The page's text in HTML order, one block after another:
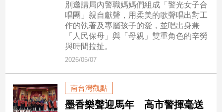
物
Pet
別邀請局內警職媽媽們組成「警光女子合
唱團」親自獻聲，用柔美的歌聲唱出對工
作的執著及專屬孩子的愛，並唱出身兼
「人民保母」與「母親」雙重角色的辛勞
與時間拉扯。
2026/05/07
南台灣觀點
墨香樂聲迎馬年 高市警揮毫送